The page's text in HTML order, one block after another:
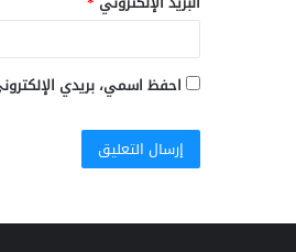
احفظ اسمي، بريدي